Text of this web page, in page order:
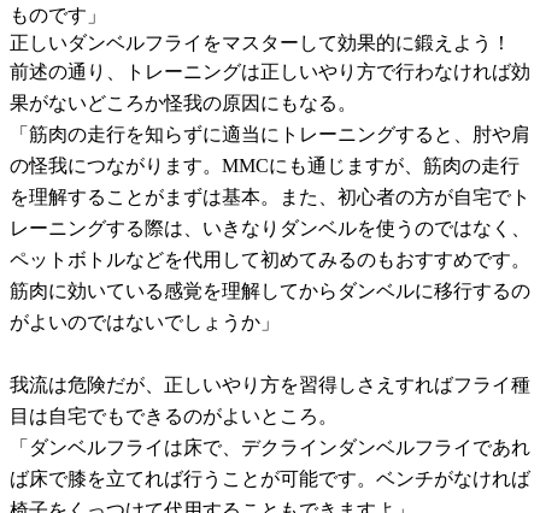
ものです」
正しいダンベルフライをマスターして効果的に鍛えよう！
前述の通り、トレーニングは正しいやり方で行わなければ効
果がないどころか怪我の原因にもなる。
「筋肉の走行を知らずに適当にトレーニングすると、肘や肩
の怪我につながります。MMCにも通じますが、筋肉の走行
を理解することがまずは基本。また、初心者の方が自宅でト
レーニングする際は、いきなりダンベルを使うのではなく、
ペットボトルなどを代用して初めてみるのもおすすめです。
筋肉に効いている感覚を理解してからダンベルに移行するの
がよいのではないでしょうか」
我流は危険だが、正しいやり方を習得しさえすればフライ種
目は自宅でもできるのがよいところ。
「ダンベルフライは床で、デクラインダンベルフライであれ
ば床で膝を立てれば行うことが可能です。ベンチがなければ